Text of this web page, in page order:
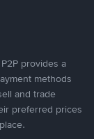
provides a
methods
and trade
preferred prices